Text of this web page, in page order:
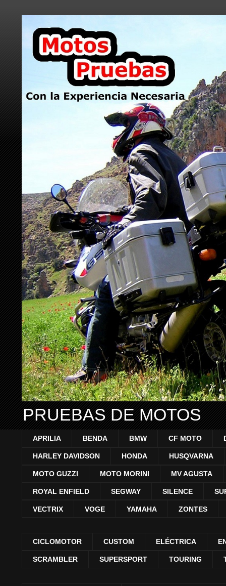
PRUEBAS DE MOTOS
APRILIA BENDA BMW CF MOTO
HARLEY DAVIDSON HONDA HUSQVARNA
MOTO GUZZI MOTO MORINI MV AGUSTA
ROYAL ENFIELD SEGWAY SILENCE
VECTRIX VOGE YAMAHA ZONTES
CICLOMOTOR CUSTOM ELÉCTRICA
SCRAMBLER SUPERSPORT TOURING